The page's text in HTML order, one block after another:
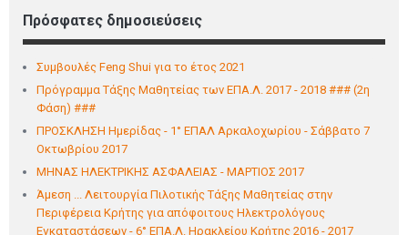
Πρόσφατες δημοσιεύσεις
Συμβουλές Feng Shui για το έτος 2021
Πρόγραμμα Τάξης Μαθητείας των ΕΠΑ.Λ. 2017 - 2018 ### (2η
Φάση) ###
ΠΡΟΣΚΛΗΣΗ Ημερίδας - 1° ΕΠΑΛ Αρκαλoχωρίου - Σάββατο 7
Οκτωβρίου 2017
ΜΗΝΑΣ ΗΛΕΚΤΡΙΚΗΣ ΑΣΦΑΛΕΙΑΣ - ΜΑΡΤΙΟΣ 2017
Άμεση ... Λειτουργία Πιλοτικής Τάξης Μαθητείας στην
Περιφέρεια Κρήτης για απόφοιτους Ηλεκτρολόγους
Εγκαταστάσεων - 6° ΕΠΑ.Λ. Ηρακλείου Κρήτης 2016 - 2017